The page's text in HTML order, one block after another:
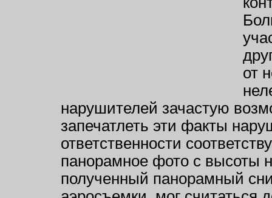
от
нарушителей зачастую
запечатлеть эти факты
ответственности
панорамное фото с высоты
полученный панорамный